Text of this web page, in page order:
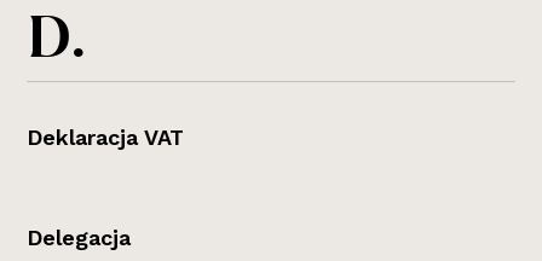
D.
Deklaracja VAT
Delegacja